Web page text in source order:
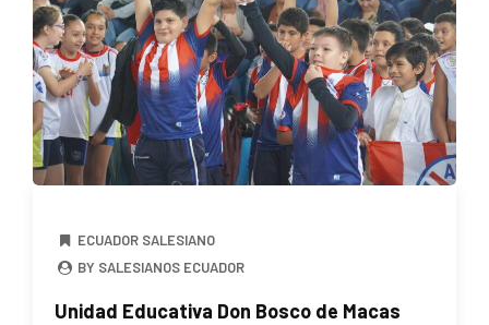
ECUADOR SALESIANO
BY SALESIANOS ECUADOR
Unidad Educativa Don Bosco de Macas